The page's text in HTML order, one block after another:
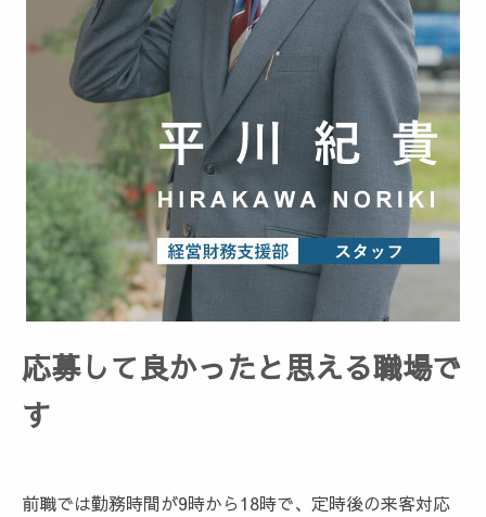
応募して良かったと思える職場で
す
前職では勤務時間が9時から18時で、定時後の来客対応